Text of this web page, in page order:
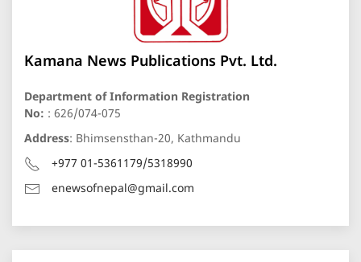
Kamana News Publications Pvt. Ltd.
Department of Information Registration
No: : 626/074-075
Address: Bhimsensthan-20, Kathmandu
+977 01-5361179/5318990
enewsofnepal@gmail.com